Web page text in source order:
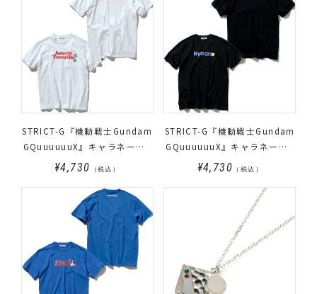
STRICT-G『機動戦士Gundam
GQuuuuuuX』キャラネームT
シャツ アマテ・ユズリハ柄
¥4,730 （税込）
STRICT-G『機動戦士Gundam
GQuuuuuuX』キャラネームT
シャツ ニャアン柄
¥4,730 （税込）